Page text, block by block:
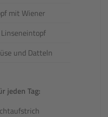
mit Wiener
und Datteln
jeden Tag: